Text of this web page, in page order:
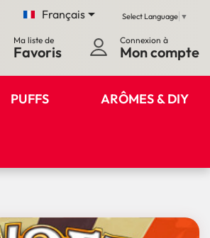
Français Select Language ▼
Ma liste de
Favoris
Connexion à
Mon compte
PUFFS ARÔMES & DIY